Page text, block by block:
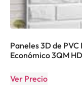
Paneles 3D de
Económico 3QM
Ver Precio